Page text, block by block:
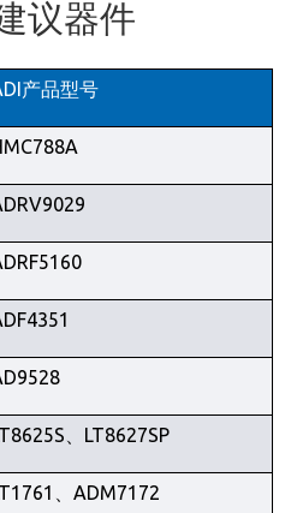
议器件
产品型号
LT8627SP
ADM7172